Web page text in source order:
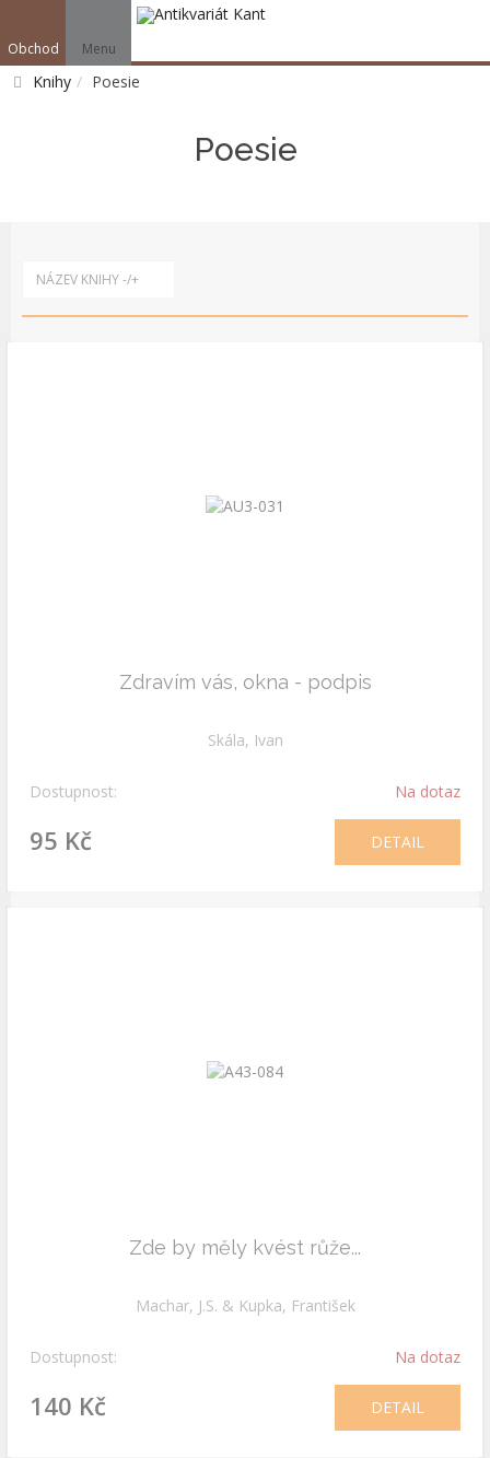
Obchod Menu
Knihy Poesie
Poesie
NÁZEV KNIHY -/+
Zdravím vás, okna - podpis
Skála, Ivan
Dostupnost: Na dotaz
95 Kč DETAIL
Zde by měly kvést růže...
Machar, J.S. & Kupka, František
Dostupnost: Na dotaz
140 Kč DETAIL